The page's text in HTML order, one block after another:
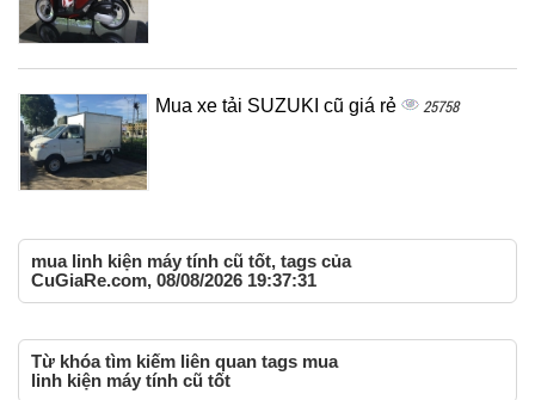
Mua xe tải SUZUKI cũ giá rẻ 25758
mua linh kiện máy tính cũ tốt, tags của
CuGiaRe.com, 08/08/2026 19:37:31
Từ khóa tìm kiếm liên quan tags mua
linh kiện máy tính cũ tốt